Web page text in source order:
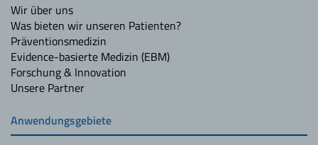
Wir über uns
Was bieten wir unseren Patienten?
Präventionsmedizin
Evidence-basierte Medizin (EBM)
Forschung & Innovation
Unsere Partner
Anwendungsgebiete